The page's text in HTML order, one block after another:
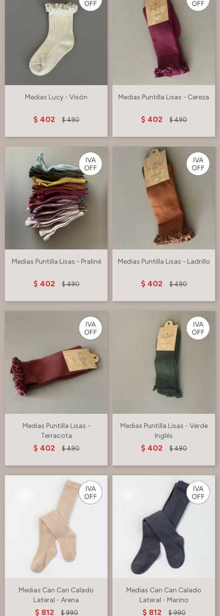
Medias Lucy - Visón
$ 402 $ 490
Medias Puntilla Lisas - Cereza
$ 402 $ 490
Medias Puntilla Lisas - Praliné
$ 402 $ 490
Medias Puntilla Lisas - Ladrillo
$ 402 $ 490
Medias Puntilla Lisas -
Terracota
$ 402 $ 490
Medias Puntilla Lisas - Verde
Inglés
$ 402 $ 490
Medias Can Can Calado
Lateral - Arena
$ 812 $ 990
Medias Can Can Calado
Lateral - Marino
$ 812 $ 990